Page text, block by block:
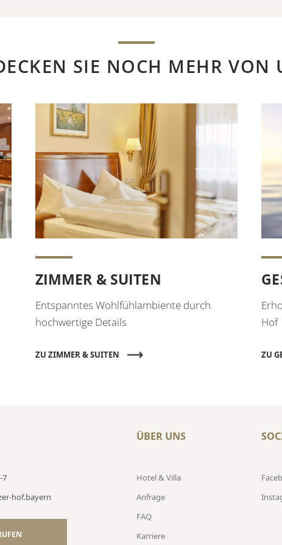
SIE NOCH MEHR VON
ZIMMER & SUITEN
Entspanntes Wohlfühlambiente durch
hochwertige Details
ZU ZIMMER & SUITEN
Hof
ZU
7
hof.bayern
ÜBER UNS
Hotel & Villa
Anfrage
FAQ
Karriere